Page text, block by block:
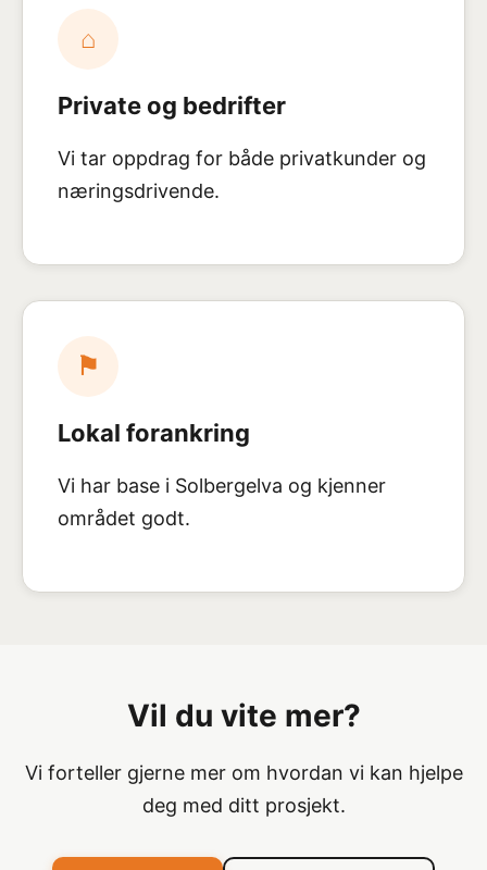
⌂
Private og bedrifter
Vi tar oppdrag for både privatkunder og
næringsdrivende.
⚑
Lokal forankring
Vi har base i Solbergelva og kjenner
området godt.
Vil du vite mer?
Vi forteller gjerne mer om hvordan vi kan hjelpe
deg med ditt prosjekt.